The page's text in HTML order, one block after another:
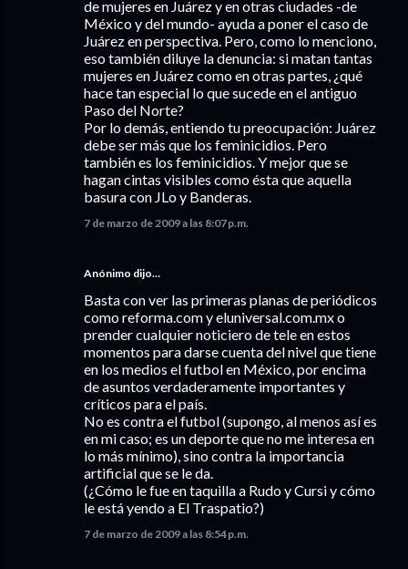
de mujeres en Juárez y en otras ciudades -de
México y del mundo- ayuda a poner el caso de
Juárez en perspectiva. Pero, como lo menciono,
eso también diluye la denuncia: si matan tantas
mujeres en Juárez como en otras partes, ¿qué
hace tan especial lo que sucede en el antiguo
Paso del Norte?
Por lo demás, entiendo tu preocupación: Juárez
debe ser más que los feminicidios. Pero
también es los feminicidios. Y mejor que se
hagan cintas visibles como ésta que aquella
basura con JLo y Banderas.
7 de marzo de 2009 a las 8:07 p.m.
Anónimo dijo…
Basta con ver las primeras planas de periódicos
como reforma.com y eluniversal.com.mx o
prender cualquier noticiero de tele en estos
momentos para darse cuenta del nivel que tiene
en los medios el futbol en México, por encima
de asuntos verdaderamente importantes y
críticos para el país.
No es contra el futbol (supongo, al menos así es
en mi caso; es un deporte que no me interesa en
lo más mínimo), sino contra la importancia
artificial que se le da.
(¿Cómo le fue en taquilla a Rudo y Cursi y cómo
le está yendo a El Traspatio?)
7 de marzo de 2009 a las 8:54 p.m.